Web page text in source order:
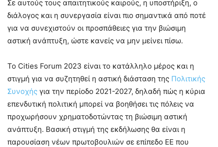
Σε αυτούς τους απαιτητικούς καιρούς, η υποστήριξη, ο
διάλογος και η συνεργασία είναι πιο σημαντικά από ποτέ
για να συνεχιστούν οι προσπάθειες για την βιώσιμη
αστική ανάπτυξη, ώστε κανείς να μην μείνει πίσω.
Το Cities Forum 2023 είναι το κατάλληλο μέρος και η
στιγμή για να συζητηθεί η αστική διάσταση της Πολιτικής
Συνοχής για την περίοδο 2021-2027, δηλαδή πώς η κύρια
επενδυτική πολιτική μπορεί να βοηθήσει τις πόλεις να
προχωρήσουν χρηματοδοτώντας τη βιώσιμη αστική
ανάπτυξη. Βασική στιγμή της εκδήλωσης θα είναι η
παρουσίαση νέων πρωτοβουλιών σε επίπεδο ΕΕ που